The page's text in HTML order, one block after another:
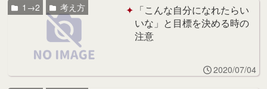
「こんな自分になれたらい
いな」と目標を決める時の
注意
1→2 考え方
2020/07/04